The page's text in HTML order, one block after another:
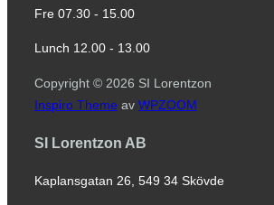
Fre 07.30 - 15.00
Lunch 12.00 - 13.00
Copyright © 2026 SI Lorentzon
Inspiro Theme av WPZOOM
SI Lorentzon AB
Kaplansgatan 26, 549 34 Skövde